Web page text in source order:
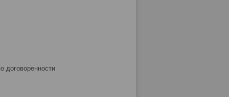
договоренности